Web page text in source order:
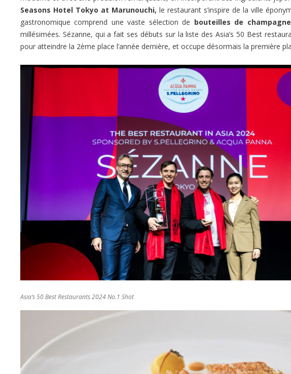
Seasons Hotel Tokyo at Marunouchi, le restaurant s’inspire de la ville
gastronomique comprend une vaste sélection de bouteilles de
millésimées. Sézanne, qui a fait ses débuts sur la liste des Asia’s 50 Best
pour atteindre la 2ème place l’année dernière, et occupe désormais la première
Asia’s 50 Best Restaurants 2024 No.1 Shot